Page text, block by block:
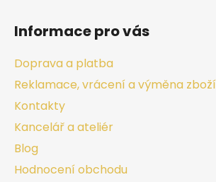
Informace pro vás
Doprava a platba
Reklamace, vrácení a výměna zboží
Kontakty
Kancelář a ateliér
Blog
Hodnocení obchodu